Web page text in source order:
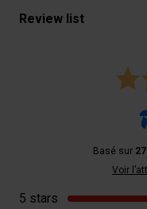
Review list
Basé sur 27
Voir
5 stars